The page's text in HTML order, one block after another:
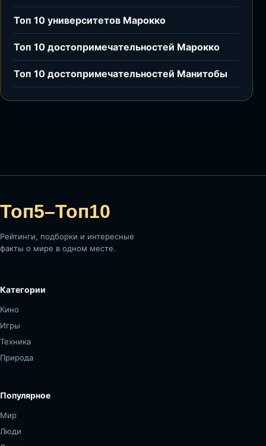
Топ 10 университетов Марокко
Топ 10 достопримечательностей Марокко
Топ 10 достопримечательностей Манитобы
Топ5–Топ10
Рейтинги, подборки и интересные
факты о мире в одном месте.
Категории
Кино
Игры
Техника
Природа
Популярное
Мир
Люди